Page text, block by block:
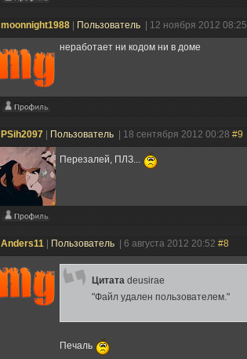
moonnight1988 Пользователь | 12 ноября 2012 08:25
неработает ни кодом ни в доме
PSih2097 Пользователь | 18 сентября 2012 00:28 #9
Перезалей, ПЛЗ...
Anders11 Пользователь | 6 августа 2012 20:52 #8
Цитата deusirae
"Файл удален пользователем."
Печаль